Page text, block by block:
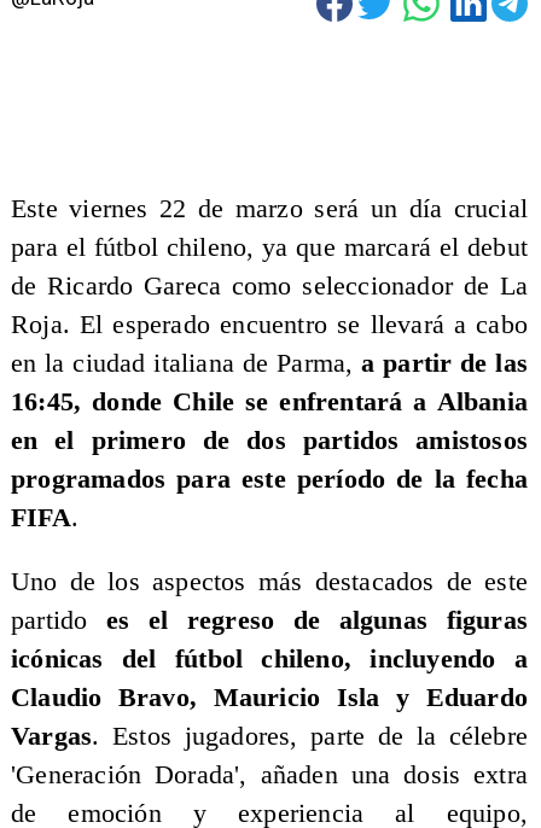
​Este viernes 22 de marzo será un día crucial
para el fútbol chileno, ya que marcará el debut
de Ricardo Gareca como seleccionador de La
Roja. El esperado encuentro se llevará a cabo
en la ciudad italiana de Parma,a partir de las
16:45, donde Chile se enfrentará a Albania
en el primero de dos partidos amistosos
programados para este período de la fecha
FIFA.
Uno de los aspectos más destacados de este
partido es el regreso de algunas figuras
icónicas del fútbol chileno, incluyendo a
Claudio Bravo, Mauricio Isla y Eduardo
Vargas. Estos jugadores, parte de la célebre
'Generación Dorada', añaden una dosis extra
de emoción y experiencia al equipo,